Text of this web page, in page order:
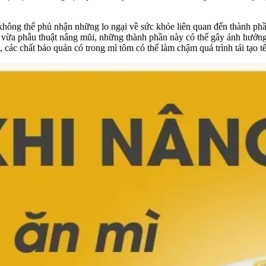
thể phủ nhận những lo ngại về sức khỏe liên quan đến thành
phẫu thuật nâng mũi, những thành phần này có thể gây ảnh
chất bảo quản có trong mì tôm có thể làm chậm quá trình tái tạo